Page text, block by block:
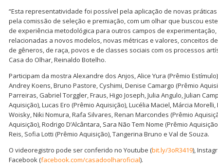
“Esta representatividade foi possível pela aplicação de novas
pela comissão de seleção e premiação, com um olhar que buscou
de experiência metodológica para outros campos de
relacionadas a novos modelos, novas métricas e valores, conceitos
de gêneros, de raça, povos e de classes sociais com os processos
Casa do Olhar, Reinaldo Botelho.
Participam da mostra Alexandre dos Anjos, Alice Yura (Prêmio
Andrey Koens, Bruno Pastore, Cyshimi, Denise Camargo (Prêmio
Parreiras, Gabriel Torggler, Fraus, Higo Joseph, Julia Angulo, Julian
Aquisição), Lucas Ero (Prêmio Aquisição), Lucélia Maciel, Márcia
Woisky, Niki Nomura, Rafa Silvares, Renan Marcondes (Prêmio
Aquisição), Rodrigo D’Alcântara, Sara Não Tem Nome (Prêmio
Reis, Sofia Lotti (Prêmio Aquisição), Tangerina Bruno e Val de Souza.
O videoregistro pode ser conferido no Youtube (bit.ly/3oR3419),
Facebook (facebook.com/casadoolharoficial).